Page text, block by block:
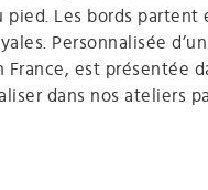
Les bords partent
Personnalisée
est présentée
dans nos ateliers